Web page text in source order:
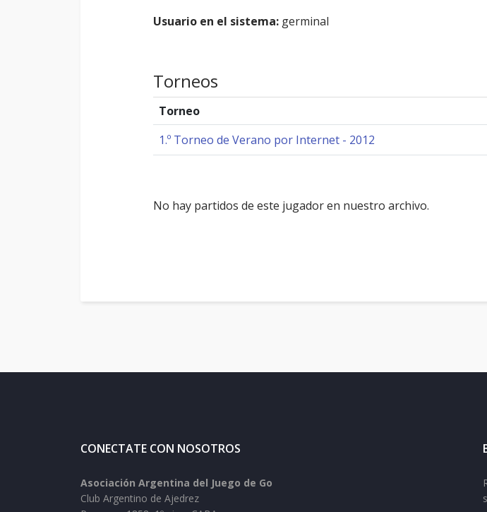
Usuario en el sistema: germinal
Torneos
Torneo
1.º Torneo de Verano por Internet - 2012
No hay partidos de este jugador en nuestro archivo.
CONECTATE CON NOSOTROS
Asociación Argentina del Juego de Go
Club Argentino de Ajedrez